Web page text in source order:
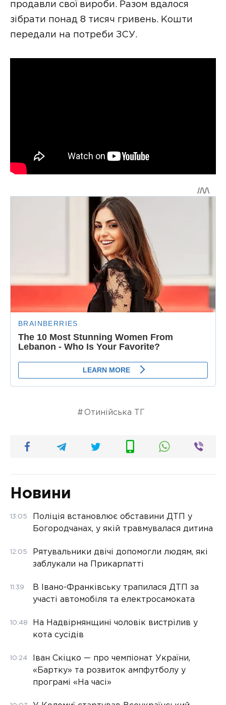
продавли свої вироби. Разом вдалося
зібрати понад 8 тисяч гривень. Кошти
передали на потреби ЗСУ.
Отинійська ТГ
Новини
13:05
Поліція встановлює обставини ДТП у
Богородчанах, у якій травмувалася дитина
12:05
Рятувальники двічі допомогли людям, які
заблукали на Прикарпатті
11:39
В Івано-Франківську трапилася ДТП за
участі автомобіля та електросамоката
10:48
На Надвірнянщині чоловік вистрілив у
кота сусідів
10:24
Іван Скіцко — про чемпіонат України,
«Бартку» та розвиток ампфутболу у
програмі «На часі»